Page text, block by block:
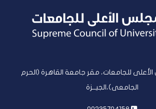
للجامعات، مقر جامعة القاهرة (الحرم
الجامعى)،الجيــزة